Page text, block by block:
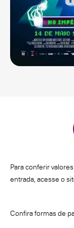
Para conferir
entrada, acesse o
Confira formas de